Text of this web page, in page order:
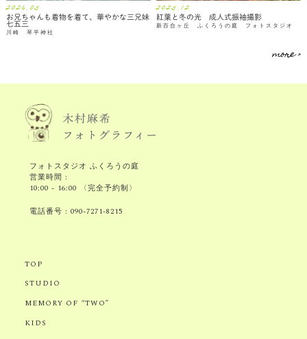
2026.05
お兄ちゃんも着物を着て、華やかな三兄妹
七五三
川崎 琴平神社
2025.12
紅葉と冬の光 成人式振袖撮影
新百合ヶ丘 ふくろうの庭 フォトスタジオ
more >
フォトスタジオ ふくろうの庭
営業時間 :
10:00 - 16:00 〈完全予約制〉
電話番号 :090-7271-8215
TOP
STUDIO
MEMORY OF “TWO”
KIDS